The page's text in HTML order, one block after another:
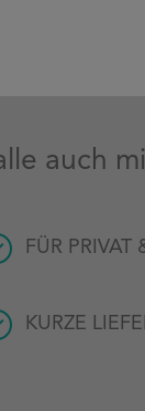
auch
FÜR PRIVAT
KURZE